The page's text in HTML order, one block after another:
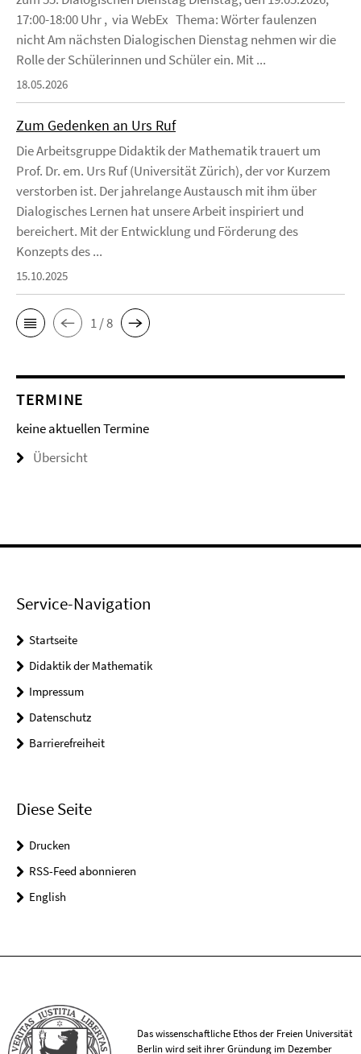
17:00-18:00 Uhr , via WebEx Thema: Wörter faulenzen
nicht Am nächsten Dialogischen Dienstag nehmen wir die
Rolle der Schülerinnen und Schüler ein. Mit ...
18.05.2026
Zum Gedenken an Urs Ruf
Die Arbeitsgruppe Didaktik der Mathematik trauert um
Prof. Dr. em. Urs Ruf (Universität Zürich), der vor Kurzem
verstorben ist. Der jahrelange Austausch mit ihm über
Dialogisches Lernen hat unsere Arbeit inspiriert und
bereichert. Mit der Entwicklung und Förderung des
Konzepts des ...
15.10.2025
1 / 8
TERMINE
keine aktuellen Termine
Übersicht
Service-Navigation
Startseite
Didaktik der Mathematik
Impressum
Datenschutz
Barrierefreiheit
Diese Seite
Drucken
RSS-Feed abonnieren
English
Das wissenschaftliche Ethos der Freien Universität
Berlin wird seit ihrer Gründung im Dezember